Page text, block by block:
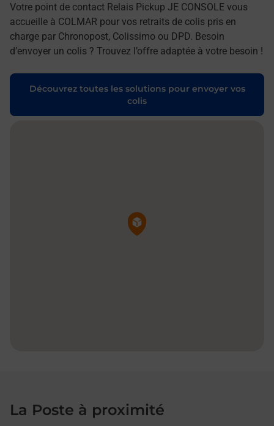
Votre point de contact Relais Pickup JE CONSOLE vous
accueille à COLMAR pour vos retraits de colis pris en
charge par Chronopost, Colissimo ou DPD. Besoin
d’envoyer un colis ? Trouvez l’offre adaptée à votre besoin !
Découvrez toutes les solutions pour envoyer vos
colis
Pin de la carte
La Poste à proximité